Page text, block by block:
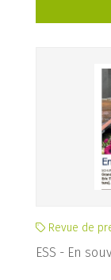
Revue de
ESS - En